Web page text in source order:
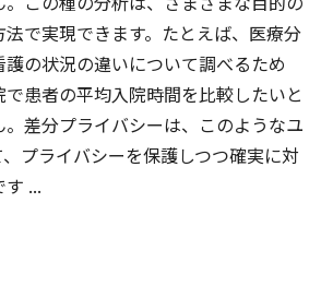
で実現できます。たとえば、医療分
の状況の違いについて調べるため
患者の平均入院時間を比較したいと
差分プライバシーは、このようなユ
プライバシーを保護しつつ確実に対
...